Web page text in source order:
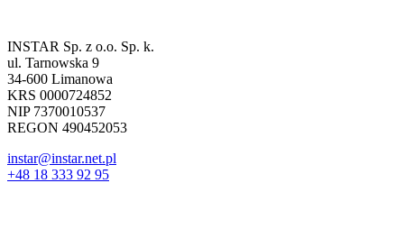
INSTAR Sp. z o.o. Sp. k.
ul. Tarnowska 9
34-600 Limanowa
KRS 0000724852
NIP 7370010537
REGON 490452053
instar@instar.net.pl
+48 18 333 92 95